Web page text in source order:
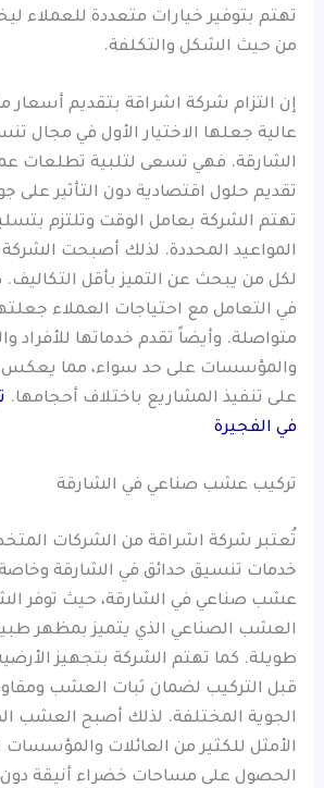
تهتم بتوفير خيارات متعددة للعملاء
من حيث الشكل والتكلفة.
إن التزام شركة اشراقة بتقديم أسعار
عالية جعلها الاختيار الأول في مجال
الشارقة. فهي تسعى لتلبية تطلعات
تقديم حلول اقتصادية دون التأثير على
تهتم الشركة بعامل الوقت وتلتزم
المواعيد المحددة. لذلك أصبحت
لكل من يبحث عن التميز بأقل التكاليف.
في التعامل مع احتياجات العملاء
متواصلة. وأيضاً تقدم خدماتها للأفراد
والمؤسسات على حد سواء، مما يعكس
على تنفيذ المشاريع باختلاف أحجامها.
في الفجيرة
تركيب عشب صناعي في الشارقة
تُعتبر شركة اشراقة من الشركات
خدمات تنسيق حدائق في الشارقة
عشب صناعي في الشارقة، حيث توفر
العشب الصناعي الذي يتميز بمظهر
طويلة. كما تهتم الشركة بتجهيز
قبل التركيب لضمان ثبات العشب
الجوية المختلفة. لذلك أصبح العشب
الأمثل للكثير من العائلات والمؤسسات
الحصول على مساحات خضراء أنيقة دون